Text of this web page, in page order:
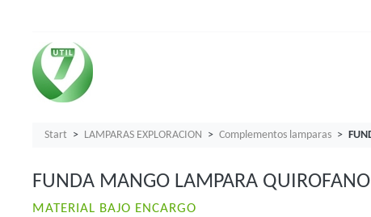
Start LAMPARAS EXPLORACION Complementos lamparas
FUNDA MANGO LAMPARA
MATERIAL BAJO ENCARGO